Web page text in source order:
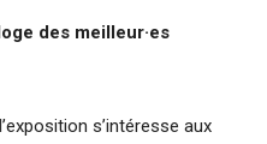
des meilleur·es
s’intéresse aux